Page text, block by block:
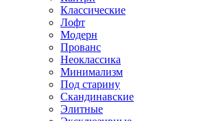
Классические
Лофт
Модерн
Прованс
Неоклассика
Минимализм
Под старину
Скандинавские
Элитные